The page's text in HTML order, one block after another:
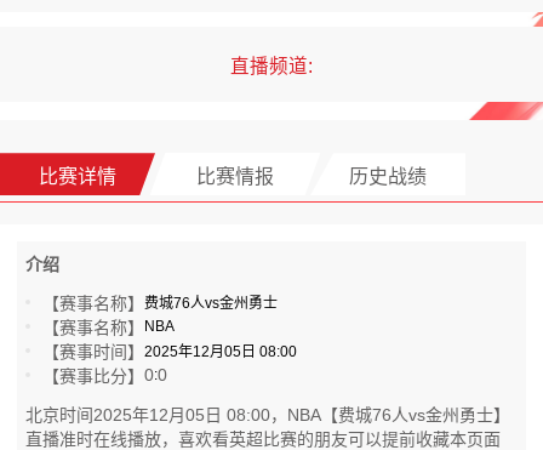
直播频道:
比赛详情 比赛情报 历史战绩
介绍
【赛事名称】
费城76人vs金州勇士
【赛事名称】 NBA
【赛事时间】2025年12月05日 08:00
【赛事比分】0:0
北京时间2025年12月05日 08:00，NBA【费城76人vs金州勇士】
直播准时在线播放，喜欢看英超比赛的朋友可以提前收藏本页面